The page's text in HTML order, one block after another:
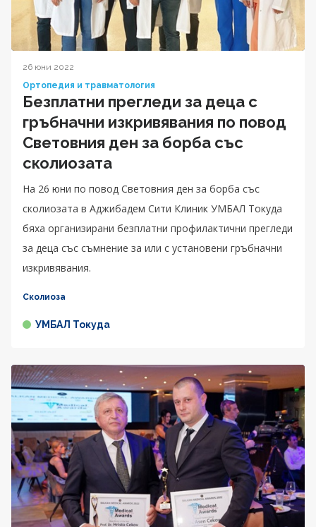
26 юни 2022
Ортопедия и травматология
Безплатни прегледи за деца с
гръбначни изкривявания по повод
Световния ден за борба със
сколиозата
На 26 юни по повод Световния ден за борба със
сколиозата в Аджибадем Сити Клиник УМБАЛ Токуда
бяха организирани безплатни профилактични прегледи
за деца със съмнение за или с установени гръбначни
изкривявания.
Сколиоза
УМБАЛ Токуда